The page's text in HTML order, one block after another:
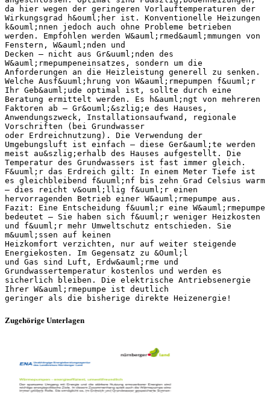
da hier wegen der geringeren Vorlauftemperaturen der
Wirkungsgrad h&ouml;her ist. Konventionelle Heizungen
k&ouml;nnen jedoch auch ohne Probleme betrieben
werden. Empfohlen werden W&auml;rmed&auml;mmungen von
Fenstern, W&auml;nden und
Decken – nicht aus Gr&uuml;nden des
W&auml;rmepumpeneinsatzes, sondern um die
Anforderungen an die Heizleistung generell zu senken.
Welche Ausf&uuml;hrung von W&auml;rmepumpen f&uuml;r
Ihr Geb&auml;ude optimal ist, sollte durch eine
Beratung ermittelt werden. Es h&auml;ngt von mehreren
Faktoren ab – Gr&ouml;&szlig;e des Hauses,
Anwendungszweck, Installationsaufwand, regionale
Vorschriften (bei Grundwasser
oder Erdreichnutzung). Die Verwendung der
Umgebungsluft ist einfach – diese Ger&auml;te werden
meist au&szlig;erhalb des Hauses aufgestellt. Die
Temperatur des Grundwassers ist fast immer gleich.
F&uuml;r das Erdreich gilt: In einem Meter Tiefe ist
es gleichbleibend f&uuml;nf bis zehn Grad Celsius warm
– dies reicht v&ouml;llig f&uuml;r einen
hervorragenden Betrieb einer W&auml;rmepumpe aus.
Fazit: Eine Entscheidung f&uuml;r eine W&auml;rmepumpe
bedeutet – Sie haben sich f&uuml;r weniger Heizkosten
und f&uuml;r mehr Umweltschutz entschieden. Sie
m&uuml;ssen auf keinen
Heizkomfort verzichten, nur auf weiter steigende
Energiekosten. Im Gegensatz zu &Ouml;l
und Gas sind Luft, Erdw&auml;rme und
Grundwassertemperatur kostenlos und werden es
sicherlich bleiben. Die elektrische Antriebsenergie
Ihrer W&auml;rmepumpe ist deutlich
Zugehörige Unterlagen